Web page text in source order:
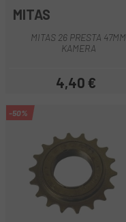
MITAS
MITAS 26 PRESTA 47MM
KAMERA
Preis
4,40 €
-50%